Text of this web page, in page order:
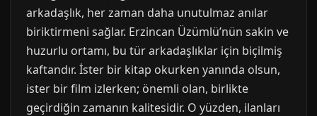
arkadaşlık, her zaman daha unutulmaz anılar
biriktirmeni sağlar. Erzincan Üzümlü’nün sakin ve
huzurlu ortamı, bu tür arkadaşlıklar için biçilmiş
kaftandır. İster bir kitap okurken yanında olsun,
ister bir film izlerken; önemli olan, birlikte
geçirdiğin zamanın kalitesidir. O yüzden, ilanları